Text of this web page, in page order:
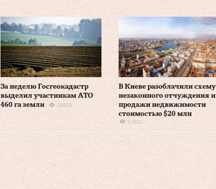
За неделю Госгеокадастр
выделил участникам АТО
460 га земли
20023
В Киеве разоблачили схему
незаконного отчуждения и
продажи недвижимости
стоимостью $20 млн
17601